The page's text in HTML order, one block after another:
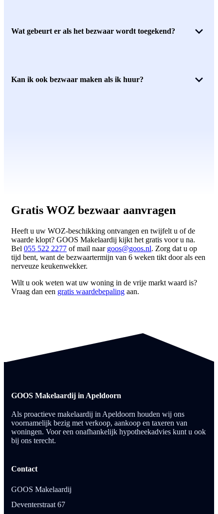
Wat gebeurt er als het bezwaar wordt toegekend?
Kan ik ook bezwaar maken als ik huur?
Gratis WOZ bezwaar aanvragen
Heeft u uw WOZ-beschikking ontvangen en twijfelt u of de
waarde klopt? GOOS Makelaardij kijkt het gratis voor u na.
Bel 055 522 2277 of mail naar goos@goos.nl. Zorg dat u op
tijd bent, want de bezwaartermijn van 6 weken tikt door als een
nerveuze keukenwekker.
Wilt u ook weten wat uw woning in de vrije markt waard is?
Vraag dan een gratis waardebepaling aan.
GOOS Makelaardij in Apeldoorn
Als proactieve makelaardij in Apeldoorn houden wij ons
voornamelijk bezig met verkoop, aankoop en taxeren van
woningen. Voor een onafhankelijk hypotheekadvies kunt u ook
bij ons terecht.
Contact
GOOS Makelaardij
Deventerstraat 67